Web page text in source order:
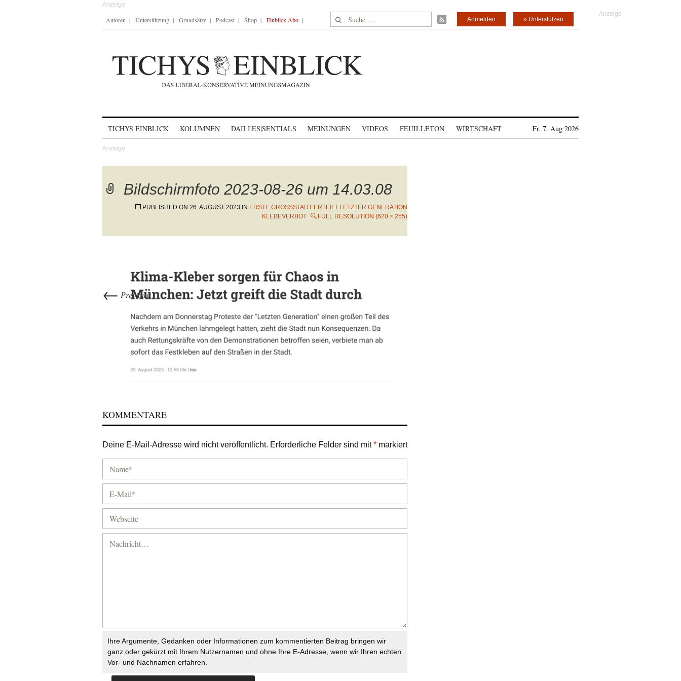
Autoren Unterstützung Grundsätze Podcast Shop Einblick-Abo Suche nach: » Unterstützen
Anmelden
TICHYS EINBLICK KOLUMNEN DAILI|ES|SENTIALS MEINUNGEN VIDEOS FEUILLETON WIRTSCHAFT Fr, 7. Aug 2026
Bildschirmfoto 2023-08-26 um 14.03.08
PUBLISHED ON 26. AUGUST 2023 IN ERSTE GROSSSTADT ERTEILT LETZTER GENERATION K
LEBEVERBOT
FULL RESOLUTION (620 × 255)
← Previous
KOMMENTARE
Deine E-Mail-Adresse wird nicht veröffentlicht. Erforderliche Felder sind mit* markiert
Ihre Argumente, Gedanken oder Informationen zum kommentierten Beitrag bringen wir
ganz oder gekürzt mit Ihrem Nutzernamen und ohne Ihre E-Adresse, wenn wir Ihren echten
Vor- und Nachnamen erfahren.